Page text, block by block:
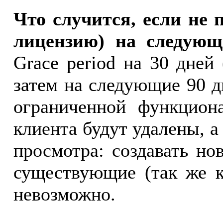
Что случится, если не
лицензию) на
Grace period на 30 дней
затем на следующие 90
ограниченной
клиента будут удалены,
просмотра: создавать
существующие (так же
невозможно.